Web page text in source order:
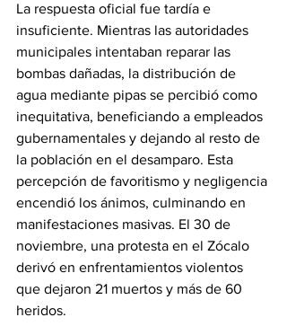
La respuesta oficial fue tardía e
insuficiente. Mientras las autoridades
municipales intentaban reparar las
bombas dañadas, la distribución de
agua mediante pipas se percibió como
inequitativa, beneficiando a empleados
gubernamentales y dejando al resto de
la población en el desamparo. Esta
percepción de favoritismo y negligencia
encendió los ánimos, culminando en
manifestaciones masivas. El 30 de
noviembre, una protesta en el Zócalo
derivó en enfrentamientos violentos
que dejaron 21 muertos y más de 60
heridos.